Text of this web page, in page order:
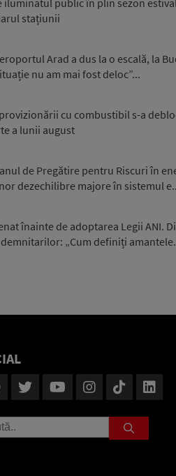
iluminatul public în plin sezon
stațiunii
Arad a dus la o escală, la
nu am mai fost deloc”...
cu combustibil s-a
a lunii august
de Pregătire pentru Riscuri în
dezechilibre majore în sistemul
înainte de adoptarea Legii ANI.
„Cum definiți